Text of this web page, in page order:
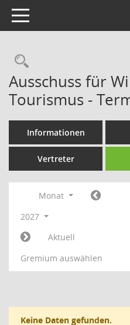
Toggle navigation
Ausschuss für
Tourismus -
Informationen
Vertreter
Monat
2027
Aktuell
Gremium auswählen
Keine Daten gefunden.